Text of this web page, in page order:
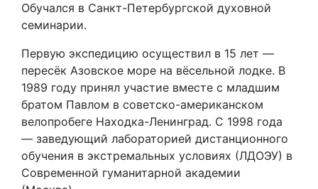
Обучался в Санкт-Петербургской духовной
семинарии.
Первую экспедицию осуществил в 15 лет —
пересёк Азовское море на вёсельной лодке. В
1989 году принял участие вместе с младшим
братом Павлом в советско-американском
велопробеге Находка-Ленинград. C 1998 года
— заведующий лабораторией дистанционного
обучения в экстремальных условиях (ЛДОЭУ) в
Современной гуманитарной академии